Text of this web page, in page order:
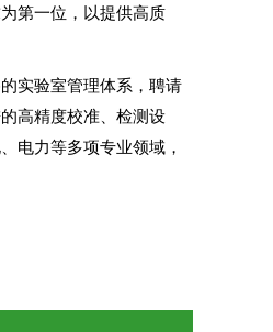
第一位，以提供高质
实验室管理体系，聘请
高精度校准、检测设
电力等多项专业领域，